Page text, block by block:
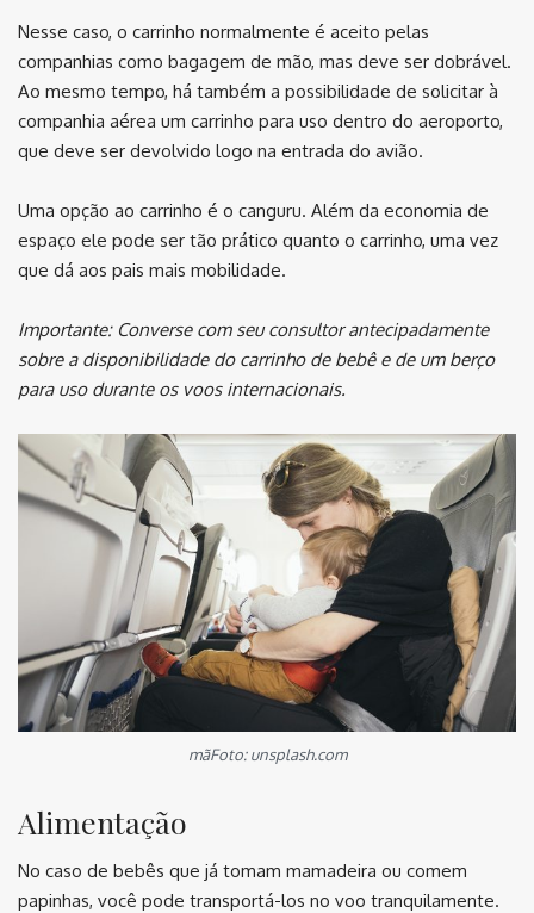
Nesse caso, o carrinho normalmente é aceito pelas
companhias como bagagem de mão, mas deve ser dobrável.
Ao mesmo tempo, há também a possibilidade de solicitar à
companhia aérea um carrinho para uso dentro do aeroporto,
que deve ser devolvido logo na entrada do avião.
Uma opção ao carrinho é o canguru. Além da economia de
espaço ele pode ser tão prático quanto o carrinho, uma vez
que dá aos pais mais mobilidade.
Importante: Converse com seu consultor antecipadamente
sobre a disponibilidade do carrinho de bebê e de um berço
para uso durante os voos internacionais.
mãFoto: unsplash.com
Alimentação
No caso de bebês que já tomam mamadeira ou comem
papinhas, você pode transportá-los no voo tranquilamente.